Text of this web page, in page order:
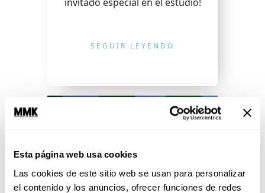
Esta página web usa cookies
Las cookies de este sitio web se usan para personalizar
el contenido y los anuncios, ofrecer funciones de redes
SEGUIR LEYENDO